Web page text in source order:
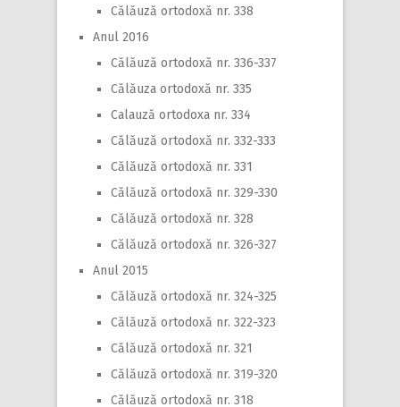
Călăuză ortodoxă nr. 338
Anul 2016
Călăuză ortodoxă nr. 336-337
Călăuza ortodoxă nr. 335
Calauză ortodoxa nr. 334
Călăuză ortodoxă nr. 332-333
Călăuză ortodoxă nr. 331
Călăuză ortodoxă nr. 329-330
Călăuză ortodoxă nr. 328
Călăuză ortodoxă nr. 326-327
Anul 2015
Călăuză ortodoxă nr. 324-325
Călăuză ortodoxă nr. 322-323
Călăuză ortodoxă nr. 321
Călăuză ortodoxă nr. 319-320
Călăuză ortodoxă nr. 318